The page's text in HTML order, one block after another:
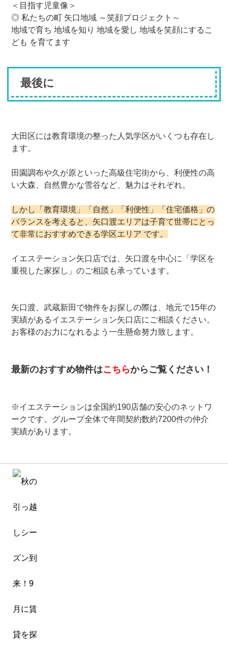
＜目指す児童像＞
◎ 私たちの町 矢口地域 ～笑顔プロジェクト～
地域で育ち 地域を知り 地域を愛し 地域を笑顔にするこ
ども を育てます
最後に
大田区には教育環境の整った人気学区がいくつも存在し
ます。
田園調布や久が原といった高級住宅街から、利便性の高
い大森、自然豊かな雪谷など、魅力はそれぞれ。
しかし「教育環境」「自然」「利便性」「住宅価格」の
バランスを考えると、矢口渡エリアは子育て世帯にとっ
て非常におすすめできる学区エリア です。
イエステーション矢口店では、矢口渡を中心に「学区を
重視した家探し」のご相談も承っています。
矢口渡、武蔵新田で物件をお探しの際は、地元で15年の
実績があるイエステーション矢口店にご相談ください。
お客様のお力になれるよう一生懸命努力致します。
最新のおすすめ物件はこちらからご覧ください！
※イエステーションは全国約190店舗の安心のネットワ
ークです。グループ全体で年間契約数約7200件の仲介
実績があります。